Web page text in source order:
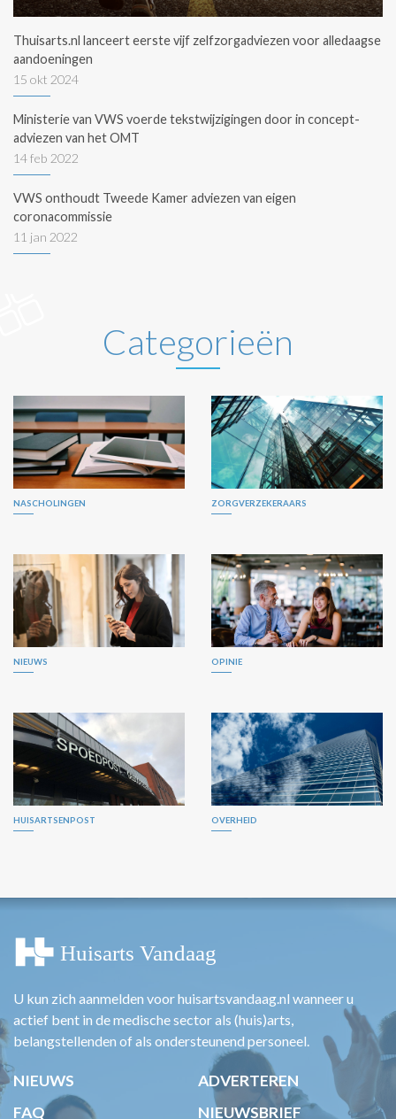
Thuisarts.nl lanceert eerste vijf zelfzorgadviezen voor alledaagse
aandoeningen
15 okt 2024
Ministerie van VWS voerde tekstwijzigingen door in concept-
adviezen van het OMT
14 feb 2022
VWS onthoudt Tweede Kamer adviezen van eigen
coronacommissie
11 jan 2022
Categorieën
NASCHOLINGEN ZORGVERZEKERAARS
NIEUWS OPINIE
HUISARTSENPOST OVERHEID
U kun zich aanmelden voor huisartsvandaag.nl wanneer u
actief bent in de medische sector als (huis)arts,
belangstellenden of als ondersteunend personeel.
NIEUWS
ADVERTEREN
FAQ
NIEUWSBRIEF